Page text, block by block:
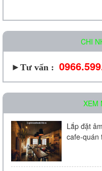
CHI
►Tư vấn :
XEM
Lắp đặt
cafe-quán